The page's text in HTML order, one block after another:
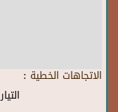
الاتجاهات الخطية :